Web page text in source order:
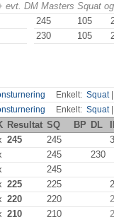
evt. DM Masters Squat
245 105
230 105
Enkelt: Squat|
Enkelt: Squat|
Resultat SQ BP DL
245 245
245 230
245
225 225
220 220
210 210